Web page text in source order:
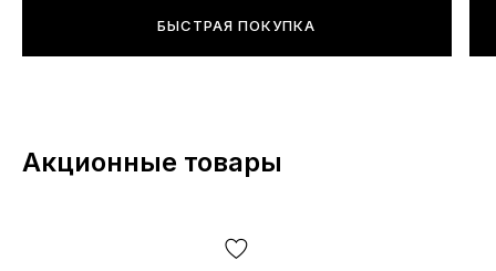
*Некоторые незначительные детали товара и его
упаковочной бумаги и т.д.) могут отличаться от
представленных на фото, т.к. производитель может
производственный цикл и другое, в зависимости от
БЫСТРАЯ ПОКУПКА
Акционные товары